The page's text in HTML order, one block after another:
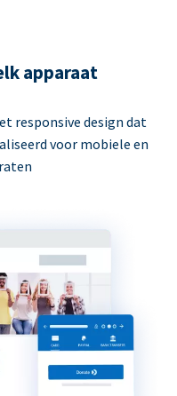
apparaat
responsive design dat
voor mobiele en